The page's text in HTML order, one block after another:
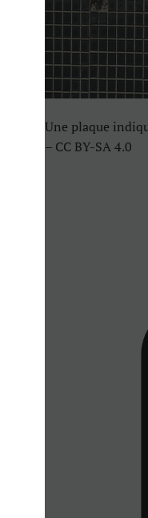
Une plaque
– CC BY-SA 4.0